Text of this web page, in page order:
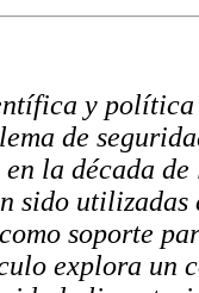
y
de
la década de
sido
soporte
explora un